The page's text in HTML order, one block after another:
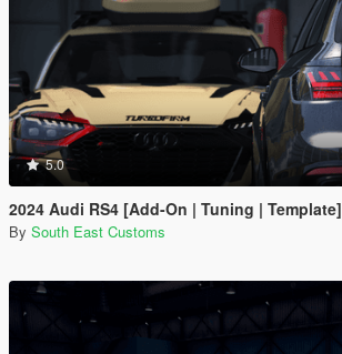
5.0
2024 Audi RS4 [Add-On | Tuning | Template]
By South East Customs